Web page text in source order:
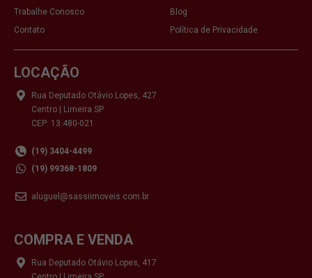
Trabalhe Conosco
Blog
Contato
Política de Privacidade
LOCAÇÃO
Rua Deputado Otávio Lopes, 427
Centro | Limeira SP
CEP: 13.480-021
(19) 3404-4499
(19) 99368-1809
aluguel@sassiimoveis.com.br
COMPRA E VENDA
Rua Deputado Otávio Lopes, 417